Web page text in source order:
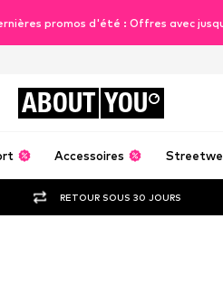
promos d'été : Offres avec
ABOUT YOU
Accessoires
RETOUR SOUS 30 JOURS